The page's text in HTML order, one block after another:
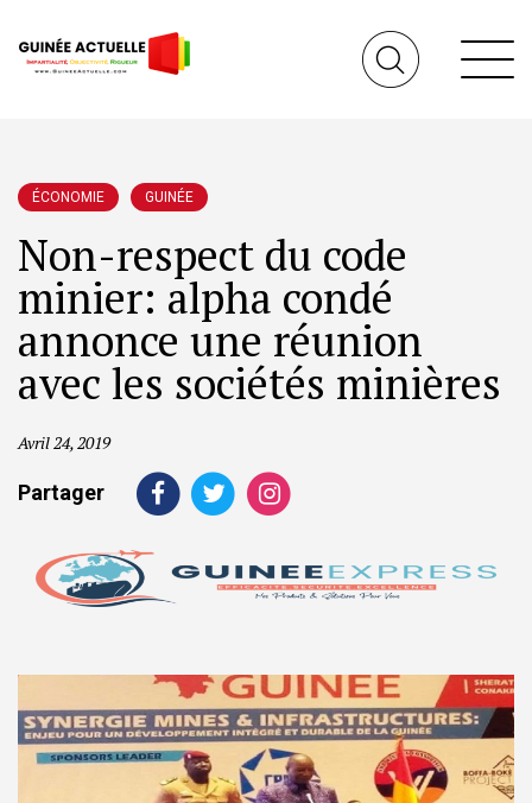
ÉCONOMIE GUINÉE
Non-respect du code
minier: alpha condé
annonce une réunion
avec les sociétés minières
Avril 24, 2019
Partager